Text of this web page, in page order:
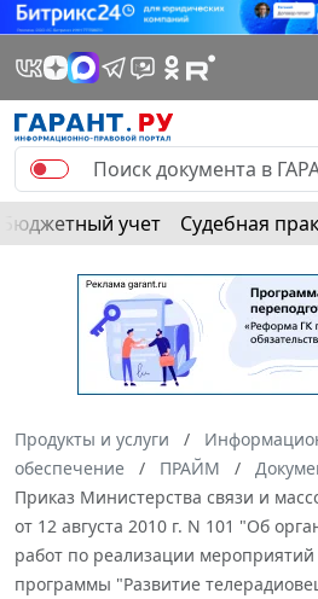
Бюджетный учет Судебная
Продукты и услуги
обеспечение
ПРАЙМ
Приказ Министерства связи и
от 12 августа 2010 г. N 101 "Об
работ по реализации
программы "Развитие